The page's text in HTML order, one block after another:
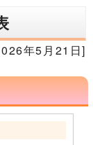
年5月21日]